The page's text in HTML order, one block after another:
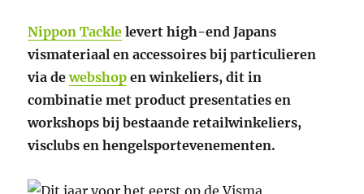
Nippon Tackle levert high-end Japans
vismateriaal en accessoires bij particulieren
via dewebshop en winkeliers, dit in
combinatie met product presentaties en
workshops bij bestaande retailwinkeliers,
visclubs en hengelsportevenementen.